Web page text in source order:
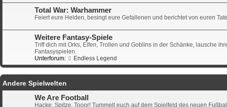
Total War: Warhammer
Feiert eure Helden, besingt eure Gefallenen und berichtet von euren
Weitere Fantasy-Spiele
Triff dich mit Orks, Elfen, Trollen und Goblins in der Schänke, lausche
Fantasyspielen.
Unterforum:
Endless Legend
Andere Spielwelten
We Are Football
Hacke, Spitze, Tooor! Tummelt euch auf dem Spielfeld des neuen